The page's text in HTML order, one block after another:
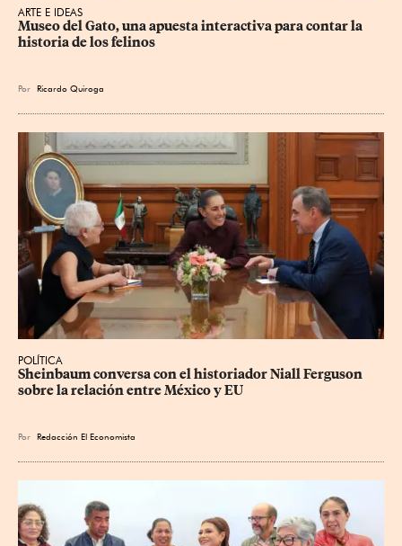
ARTE E IDEAS
Museo del Gato, una apuesta interactiva para contar la
historia de los felinos
Por Ricardo Quiroga
POLÍTICA
Sheinbaum conversa con el historiador Niall Ferguson
sobre la relación entre México y EU
Por Redacción El Economista